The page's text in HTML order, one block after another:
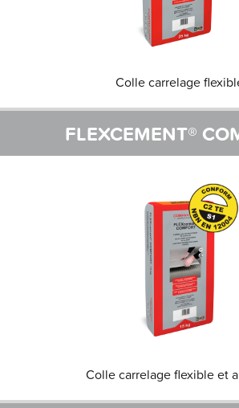
Colle carrelage
FLEXCEMENT®
Colle carrelage flexible et